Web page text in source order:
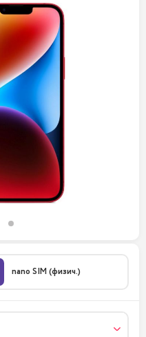
nano SIM (физич.)